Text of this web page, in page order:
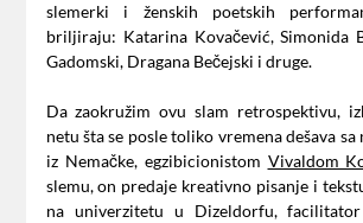
slemerki i ženskih poetskih
briljiraju: Katarina Kovačević, Simonida
Gadomski, Dragana Bečejski i druge.
Da zaokružim ovu slam retrospektivu,
netu šta se posle toliko vremena dešava
iz Nemačke, egzibicionistom Vivaldom
slemu, on predaje kreativno pisanje i
na univerzitetu u Dizeldorfu,